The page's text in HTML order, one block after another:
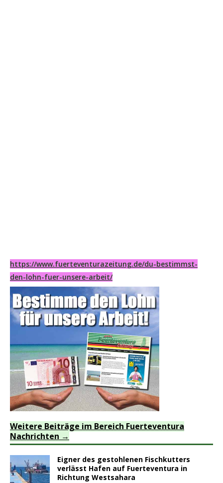
https://www.fuerteventurazeitung.de/du-bestimmst-
den-lohn-fuer-unsere-arbeit/
Weitere Beiträge im Bereich Fuerteventura
Nachrichten
Eigner des gestohlenen Fischkutters
verlässt Hafen auf Fuerteventura in
Richtung Westsahara